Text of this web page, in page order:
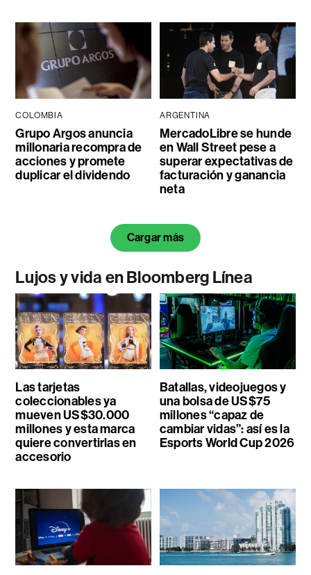
COLOMBIA
Grupo Argos anuncia
millonaria recompra de
acciones y promete
duplicar el dividendo
ARGENTINA
MercadoLibre se hunde
en Wall Street pese a
superar expectativas de
facturación y ganancia
neta
Cargar más
Lujos y vida en Bloomberg Línea
Las tarjetas
coleccionables ya
mueven US$30.000
millones y esta marca
quiere convertirlas en
accesorio
Batallas, videojuegos y
una bolsa de US$75
millones “capaz de
cambiar vidas”: así es la
Esports World Cup 2026